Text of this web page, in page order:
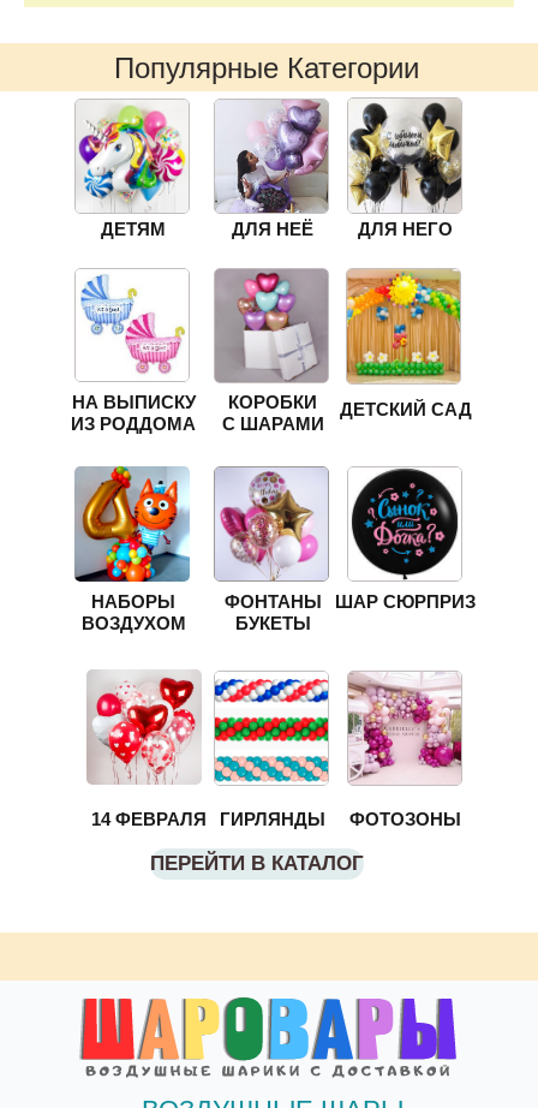
Популярные Категории
ФОНТАНЫ
БУКЕТЫ
ДЛЯ НЕЁ ДЛЯ НЕГО
ДЕТЯМ
НА ВЫПИСКУ
ИЗ РОДДОМА
ШАР СЮРПРИЗ
ГИРЛЯНДЫ
ПЕРЕЙТИ В КАТАЛОГ
ФОТОЗОНЫ
КОРОБКИ
С ШАРАМИ
14 ФЕВРАЛЯ
НАБОРЫ
ВОЗДУХОМ
ДЕТСКИЙ САД